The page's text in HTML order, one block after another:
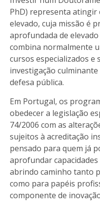
PhD) representa atingir
elevado, cuja missão é
aprofundada de
combina normalmente
cursos especializados e
investigação
defesa pública.
Em Portugal, os
obedecer a legislação
74/2006 com as
sujeitos à acreditação
pensado para quem já
aprofundar
abrindo caminho tanto
como para papéis
componente de